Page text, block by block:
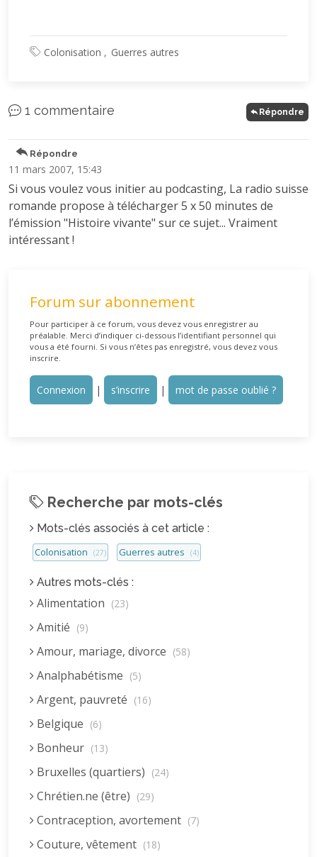
Colonisation Guerres autres
1 commentaire Répondre
Répondre
11 mars 2007, 15:43
Si vous voulez vous initier au podcasting, La radio suisse
romande propose à télécharger 5 x 50 minutes de
l’émission "Histoire vivante" sur ce sujet... Vraiment
intéressant !
Forum sur abonnement
Pour participer à ce forum, vous devez vous enregistrer au
préalable. Merci d’indiquer ci-dessous l’identifiant personnel qui
vous a été fourni. Si vous n’êtes pas enregistré, vous devez vous
inscrire.
Connexion | s’inscrire | mot de passe oublié ?
Recherche par mots-clés
Mots-clés associés à cet article :
Colonisation (27) Guerres autres (4)
Autres mots-clés :
Alimentation (23)
Amitié (9)
Amour, mariage, divorce (58)
Analphabétisme (5)
Argent, pauvreté (16)
Belgique (6)
Bonheur (13)
Bruxelles (quartiers) (24)
Chrétien.ne (être) (29)
Contraception, avortement (7)
Couture, vêtement (18)